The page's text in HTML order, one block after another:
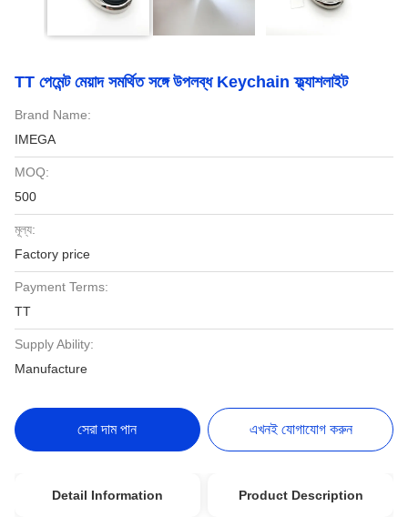
TT পেমেন্ট মেয়াদ সমর্থিত সঙ্গে উপলব্ধ Keychain ফ্ল্যাশলাইট
Brand Name:
IMEGA
MOQ:
500
মূল্য:
Factory price
Payment Terms:
TT
Supply Ability:
Manufacture
সেরা দাম পান এখনই যোগাযোগ করুন
Detail Information Product Description